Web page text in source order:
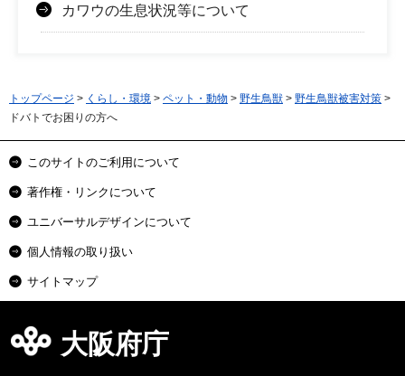
カワウの生息状況等について
トップページ > くらし・環境 > ペット・動物 > 野生鳥獣 > 野生鳥獣被害対策 >
ドバトでお困りの方へ
このサイトのご利用について
著作権・リンクについて
ユニバーサルデザインについて
個人情報の取り扱い
サイトマップ
大阪府庁